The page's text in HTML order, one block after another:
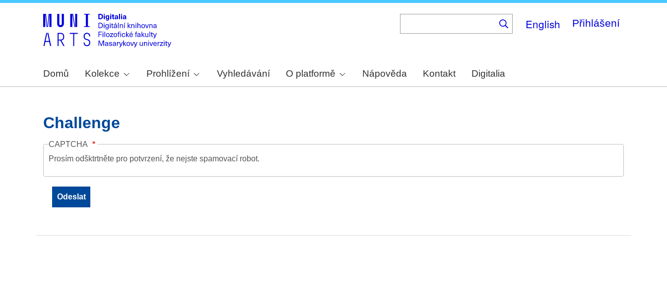
English Přihlášení
Domů Kolekce Prohlížení Vyhledávání O platformě Nápověda Kontakt Digitalia
Challenge
CAPTCHA
Prosím odšktrtněte pro potvrzení, že nejste spamovací robot.